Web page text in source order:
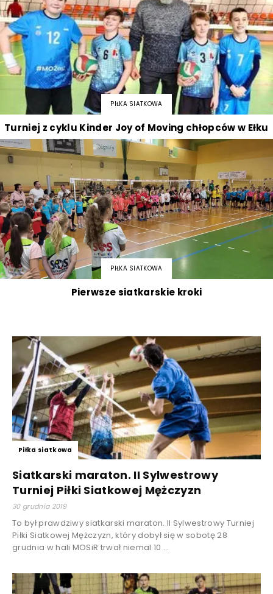
PIŁKA SIATKOWA
Turniej z cyklu Kinder Joy of Moving chłopców w Ełku
PIŁKA SIATKOWA
Pierwsze siatkarskie kroki
Piłka siatkowa
Siatkarski maraton. II Sylwestrowy
Turniej Piłki Siatkowej Mężczyzn
30 grudnia 2019
To był prawdziwy siatkarski maraton. II Sylwestrowy Turniej
Piłki Siatkowej Mężczyzn, który dobył się w sobotę 28
grudnia w hali MOSiR trwał niemal 10 ...